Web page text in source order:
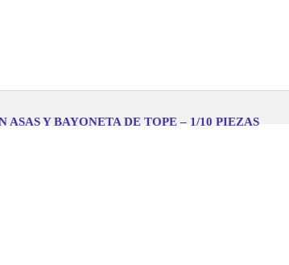
ASAS Y BAYONETA DE TOPE – 1/10 PIEZAS